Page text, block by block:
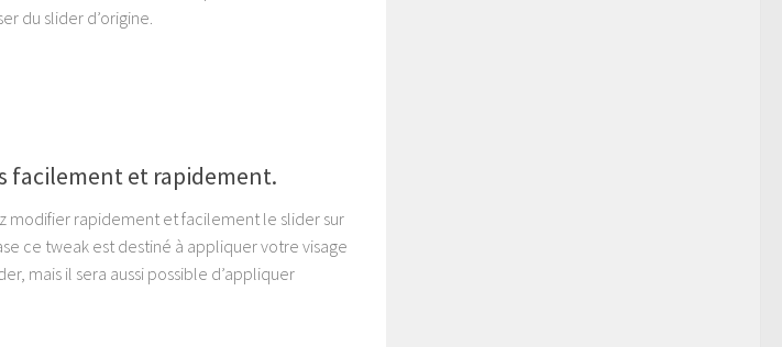
du slider d’origine.
facilement et rapidement.
modifier rapidement et facilement le slider sur
ce tweak est destiné à appliquer votre visage
mais il sera aussi possible d’appliquer